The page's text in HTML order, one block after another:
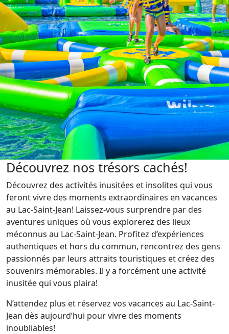
Découvrez nos trésors cachés!
Découvrez des activités inusitées et insolites qui vous
feront vivre des moments extraordinaires en vacances
au Lac-Saint-Jean! Laissez-vous surprendre par des
aventures uniques où vous explorerez des lieux
méconnus au Lac-Saint-Jean. Profitez d’expériences
authentiques et hors du commun, rencontrez des gens
passionnés par leurs attraits touristiques et créez des
souvenirs mémorables. Il y a forcément une activité
inusitée qui vous plaira!
N’attendez plus et réservez vos vacances au Lac-Saint-
Jean dès aujourd’hui pour vivre des moments
inoubliables!